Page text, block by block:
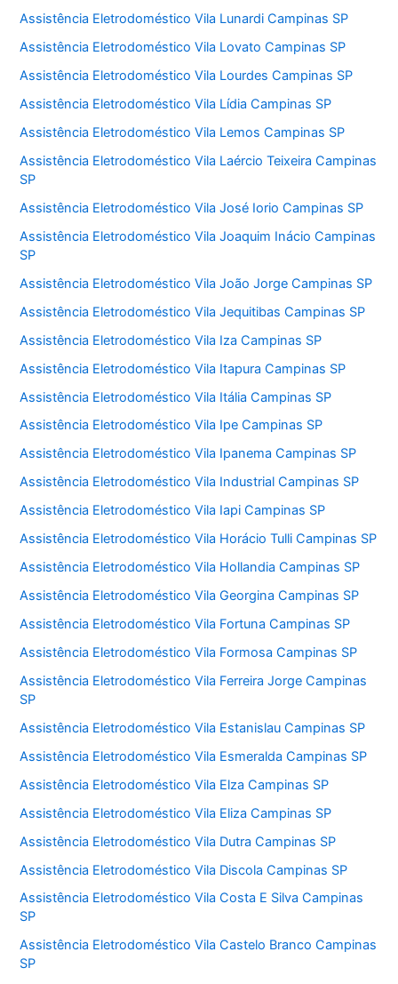
Assistência Eletrodoméstico Vila Lunardi Campinas SP
Assistência Eletrodoméstico Vila Lovato Campinas SP
Assistência Eletrodoméstico Vila Lourdes Campinas SP
Assistência Eletrodoméstico Vila Lídia Campinas SP
Assistência Eletrodoméstico Vila Lemos Campinas SP
Assistência Eletrodoméstico Vila Laércio Teixeira Campinas
SP
Assistência Eletrodoméstico Vila José Iorio Campinas SP
Assistência Eletrodoméstico Vila Joaquim Inácio Campinas
SP
Assistência Eletrodoméstico Vila João Jorge Campinas SP
Assistência Eletrodoméstico Vila Jequitibas Campinas SP
Assistência Eletrodoméstico Vila Iza Campinas SP
Assistência Eletrodoméstico Vila Itapura Campinas SP
Assistência Eletrodoméstico Vila Itália Campinas SP
Assistência Eletrodoméstico Vila Ipe Campinas SP
Assistência Eletrodoméstico Vila Ipanema Campinas SP
Assistência Eletrodoméstico Vila Industrial Campinas SP
Assistência Eletrodoméstico Vila Iapi Campinas SP
Assistência Eletrodoméstico Vila Horácio Tulli Campinas SP
Assistência Eletrodoméstico Vila Hollandia Campinas SP
Assistência Eletrodoméstico Vila Georgina Campinas SP
Assistência Eletrodoméstico Vila Fortuna Campinas SP
Assistência Eletrodoméstico Vila Formosa Campinas SP
Assistência Eletrodoméstico Vila Ferreira Jorge Campinas
SP
Assistência Eletrodoméstico Vila Estanislau Campinas SP
Assistência Eletrodoméstico Vila Esmeralda Campinas SP
Assistência Eletrodoméstico Vila Elza Campinas SP
Assistência Eletrodoméstico Vila Eliza Campinas SP
Assistência Eletrodoméstico Vila Dutra Campinas SP
Assistência Eletrodoméstico Vila Discola Campinas SP
Assistência Eletrodoméstico Vila Costa E Silva Campinas
SP
Assistência Eletrodoméstico Vila Castelo Branco Campinas
SP